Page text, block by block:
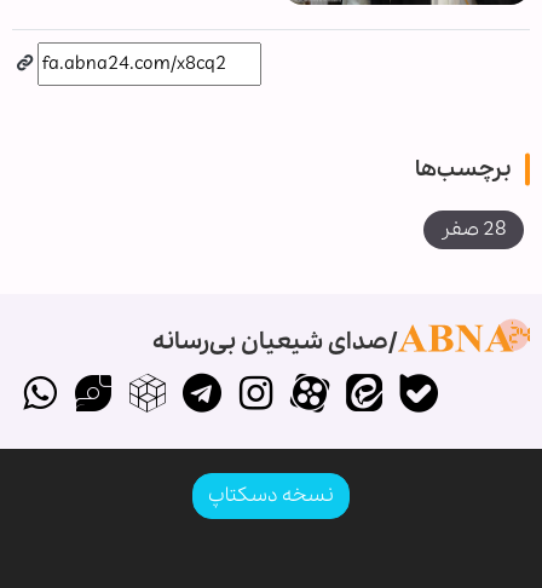
برچسب‌ها
28 صفر
صدای شیعیان بی‌رسانه
نسخه دسکتاپ